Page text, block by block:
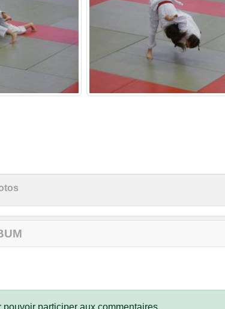
pouvoir participer aux commentaires.